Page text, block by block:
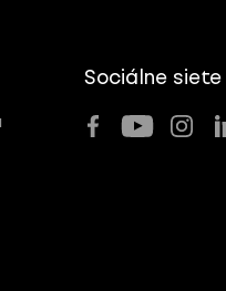
Sociálne siete